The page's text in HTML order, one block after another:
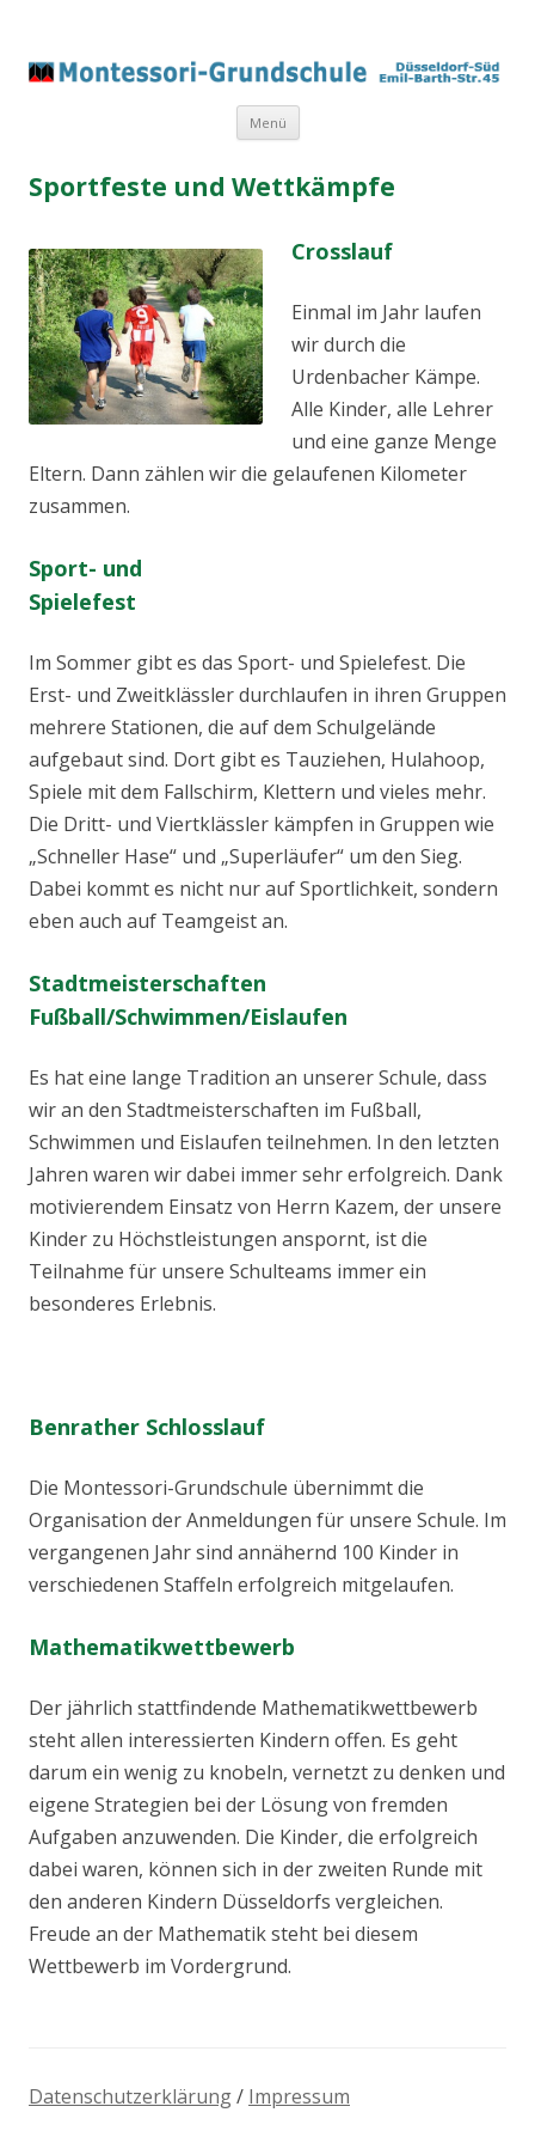
Menü Springe
zum
Sportfeste und Wettkämpfe
Crosslauf
Einmal im Jahr laufen
wir durch die
Urdenbacher Kämpe.
Alle Kinder, alle Lehrer
und eine ganze Menge
Eltern. Dann zählen wir die gelaufenen Kilometer
zusammen.
Sport- und
Spielefest
Im Sommer gibt es das Sport- und Spielefest. Die
Erst- und Zweitklässler durchlaufen in ihren Gruppen
mehrere Stationen, die auf dem Schulgelände
aufgebaut sind. Dort gibt es Tauziehen, Hulahoop,
Spiele mit dem Fallschirm, Klettern und vieles mehr.
Die Dritt- und Viertklässler kämpfen in Gruppen wie
„Schneller Hase“ und „Superläufer“ um den Sieg.
Dabei kommt es nicht nur auf Sportlichkeit, sondern
eben auch auf Teamgeist an.
Stadtmeisterschaften
Fußball/Schwimmen/Eislaufen
Es hat eine lange Tradition an unserer Schule, dass
wir an den Stadtmeisterschaften im Fußball,
Schwimmen und Eislaufen teilnehmen. In den letzten
Jahren waren wir dabei immer sehr erfolgreich. Dank
motivierendem Einsatz von Herrn Kazem, der unsere
Kinder zu Höchstleistungen anspornt, ist die
Teilnahme für unsere Schulteams immer ein
besonderes Erlebnis.
Benrather Schlosslauf
Die Montessori-Grundschule übernimmt die
Organisation der Anmeldungen für unsere Schule. Im
vergangenen Jahr sind annähernd 100 Kinder in
verschiedenen Staffeln erfolgreich mitgelaufen.
Mathematikwettbewerb
Der jährlich stattfindende Mathematikwettbewerb
steht allen interessierten Kindern offen. Es geht
darum ein wenig zu knobeln, vernetzt zu denken und
eigene Strategien bei der Lösung von fremden
Aufgaben anzuwenden. Die Kinder, die erfolgreich
dabei waren, können sich in der zweiten Runde mit
den anderen Kindern Düsseldorfs vergleichen.
Freude an der Mathematik steht bei diesem
Wettbewerb im Vordergrund.
Datenschutzerklärung/ Impressum